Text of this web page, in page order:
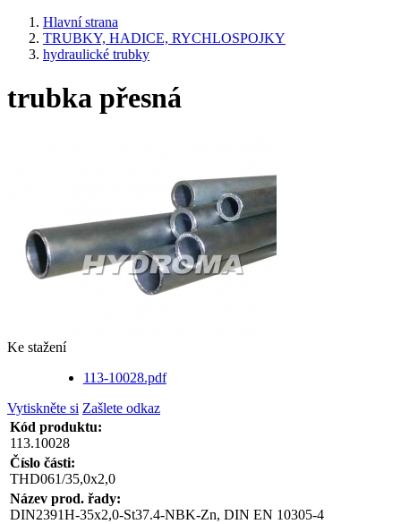
Hlavní strana
TRUBKY, HADICE, RYCHLOSPOJKY
hydraulické trubky
trubka přesná
Ke stažení
113-10028.pdf
Vytiskněte si Zašlete odkaz
Kód produktu:
113.10028
Číslo části:
THD061/35,0x2,0
Název prod. řady:
DIN2391H-35x2,0-St37.4-NBK-Zn, DIN EN 10305-4